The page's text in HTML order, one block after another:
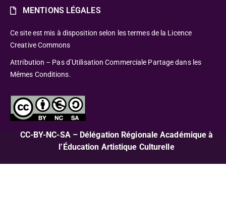
MENTIONS LÉGALES
Ce site est mis à disposition selon les termes de la Licence
Creative Commons
Attribution – Pas d’Utilisation Commerciale Partage dans les
Mêmes Conditions.
CC-BY-NC-SA – Délégation Régionale Académique à
l’Éducation Artistique Culturelle